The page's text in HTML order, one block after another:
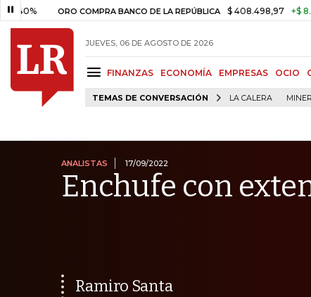
ORO COMPRA BANCO DE LA REPÚBLICA $ 408.498,97 +$ 8.753,81
JUEVES, 06 DE AGOSTO DE 2026
FINANZAS ECONOMÍA EMPRESAS OCIO
TEMAS DE CONVERSACIÓN LA CALERA
ANALISTAS 17/09/2022
Enchufe con
Ramiro Santa